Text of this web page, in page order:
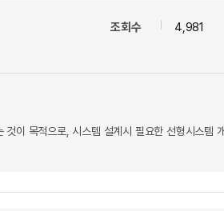
조회수 4,981
것이 목적으로, 시스템 설계시 필요한 선형시스